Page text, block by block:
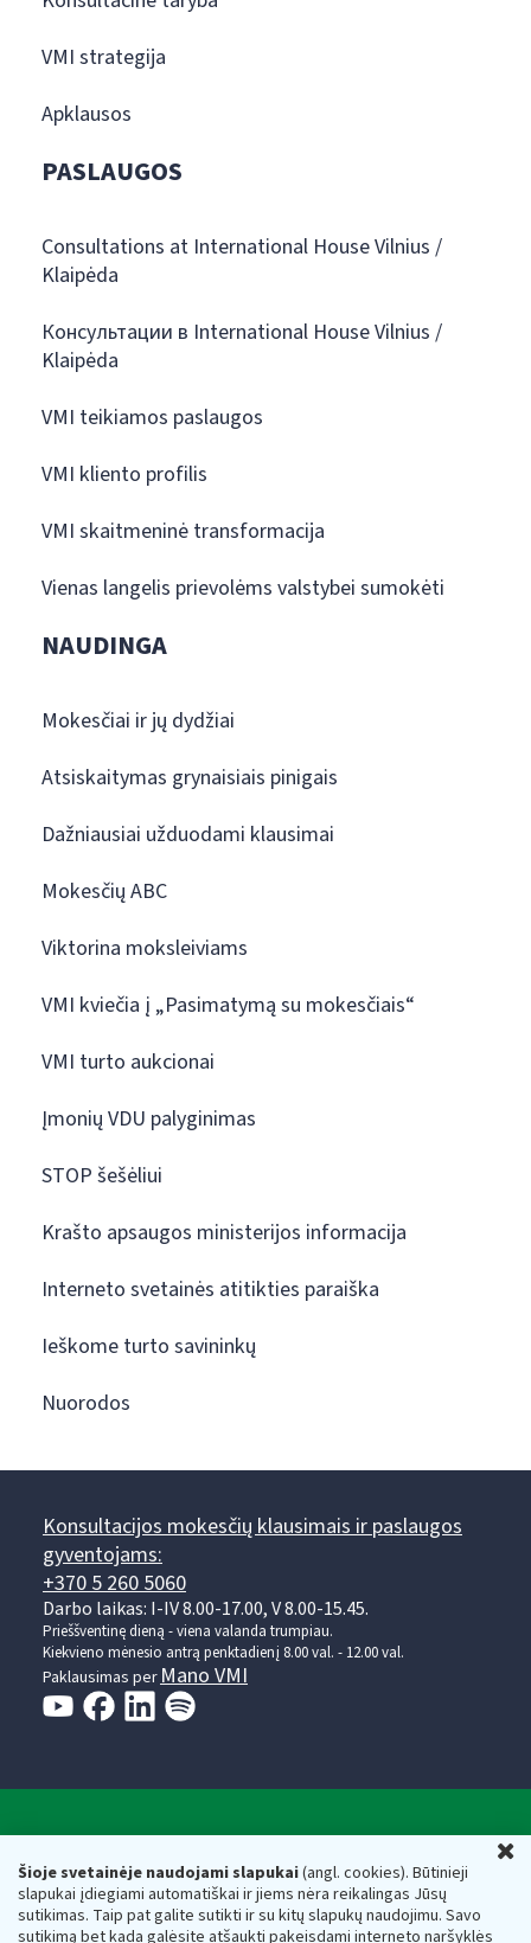
Šioje svetainėje naudojami slapukai(angl. cookies). Būtinieji
slapukai įdiegiami automatiškai ir jiems nėra reikalingas Jūsų
sutikimas. Taip pat galite sutikti ir su kitų slapukų naudojimu. Savo
sutikimą bet kada galėsite atšaukti pakeisdami interneto naršyklės
VMI strategija
Apklausos
PASLAUGOS
Consultations at International House Vilnius /
Klaipėda
Консультации в International House Vilnius /
Klaipėda
VMI teikiamos paslaugos
VMI kliento profilis
VMI skaitmeninė transformacija
Vienas langelis prievolėms valstybei sumokėti
NAUDINGA
Mokesčiai ir jų dydžiai
Atsiskaitymas grynaisiais pinigais
Dažniausiai užduodami klausimai
Mokesčių ABC
Viktorina moksleiviams
VMI kviečia į „Pasimatymą su mokesčiais“
VMI turto aukcionai
Įmonių VDU palyginimas
STOP šešėliui
Krašto apsaugos ministerijos informacija
Interneto svetainės atitikties paraiška
Ieškome turto savininkų
Nuorodos
Konsultacijos mokesčių klausimais ir paslaugos
gyventojams:
+370 5 260 5060
Darbo laikas: I-IV 8.00-17.00, V 8.00-15.45.
Prieššventinę dieną - viena valanda trumpiau.
Kiekvieno mėnesio antrą penktadienį 8.00 val. - 12.00 val.
Paklausimas per Mano VMI
Respublikos finansų ministerijos
Biudžetinė įstaiga. Juridinio asmens kodas — 188659752,
adresas: Vasario 16-osios g. 14, 01107 Vilnius, Lietuva, el.paštas: